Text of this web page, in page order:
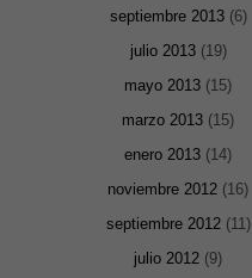
septiembre 2013(6)
julio 2013(19)
mayo 2013 (15)
marzo 2013 (15)
enero 2013 (14)
noviembre 2012 (16)
septiembre 2012(11)
julio 2012 (9)